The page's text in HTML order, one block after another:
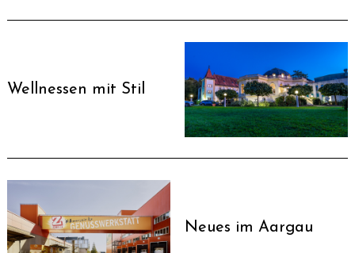
Wellnessen mit Stil
Neues im Aargau